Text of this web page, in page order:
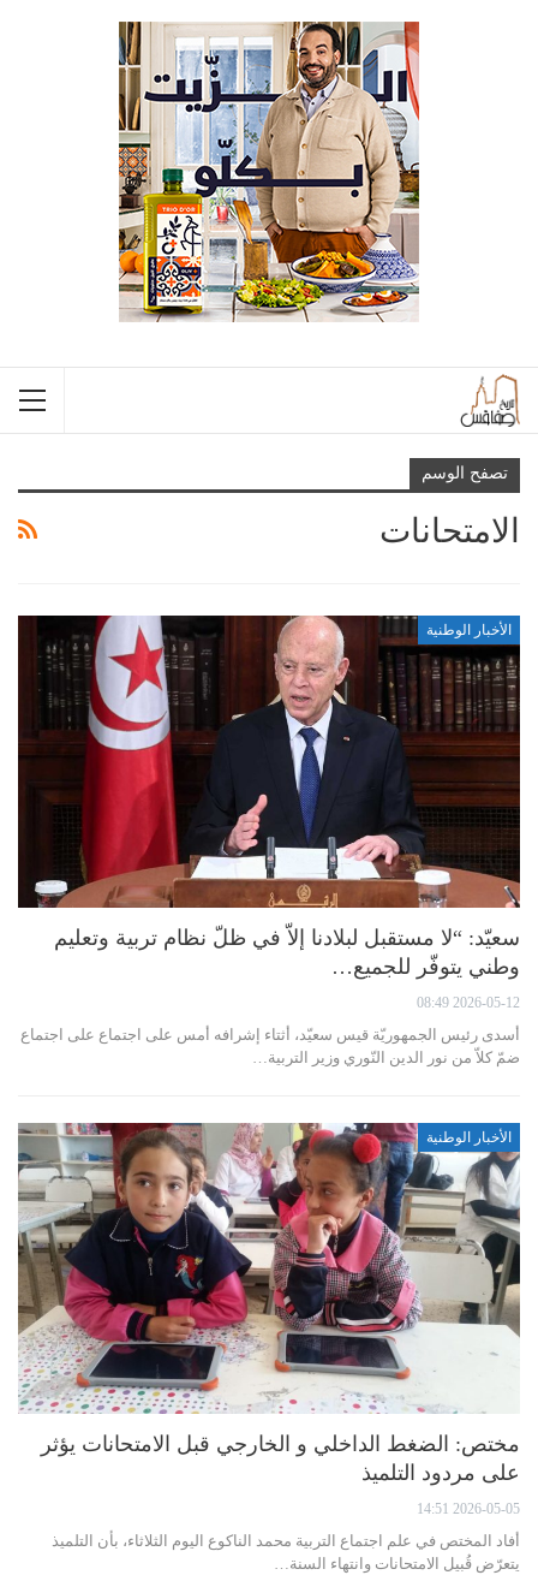
تصفح الوسم
الامتحانات
الأخبار الوطنية
سعيّد: “لا مستقبل لبلادنا إلاّ في ظلّ نظام تربية وتعليم
وطني يتوفّر للجميع…
2026-05-12 08:49
أسدى رئيس الجمهوريّة قيس سعيّد، أثتاء إشرافه أمس على اجتماع على اجتماع
ضمّ كلاّ من نور الدين النّوري وزير التربية…
الأخبار الوطنية
مختص: الضغط الداخلي و الخارجي قبل الامتحانات يؤثر
على مردود التلميذ
2026-05-05 14:51
أفاد المختص في علم اجتماع التربية محمد الناكوع اليوم الثلاثاء، بأن التلميذ
يتعرّض قُبيل الامتحانات وانتهاء السنة…